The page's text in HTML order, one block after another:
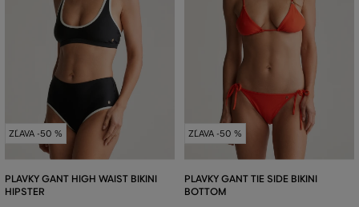
ZĽAVA -50 %
PLAVKY GANT HIGH WAIST BIKINI
HIPSTER
ZĽAVA -50 %
PLAVKY GANT TIE SIDE BIKINI
BOTTOM